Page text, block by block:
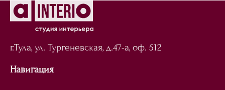
г.Тула, ул. Тургеневская,д.47-а, оф. 512
Навигация